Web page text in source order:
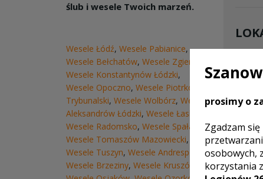
ślub i wesele Twoich marzeń.
Wesele Łódź, Wesele Pabianice,
Wesele Bełchatów, Wesele Zgierz
Wesele Konstantynów Łódzki,
Wesele Opoczno, Wesele Piotrków
Trybunalski, Wesele Wolbórz, Wesele
Aleksandrów Łódzki, Wesele Łask
Wesele Radomsko, Wesele Spała
Wesele Tomaszów Mazowiecki,
Wesele Tuszyn, Wesele Andrespol
Wesele Brzeziny, Wesele Kruszów
prosimy o
Zgadzam
osobowych,
korzystania